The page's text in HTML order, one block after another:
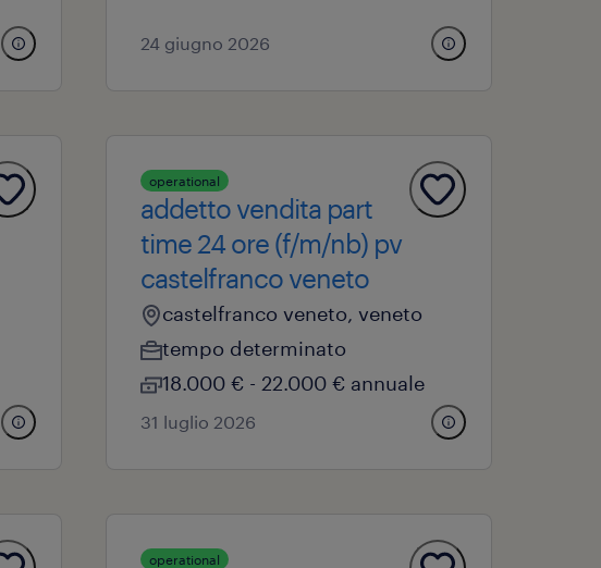
24 giugno 2026
operational
addetto vendita part
time 24 ore (f/m/nb) pv
castelfranco veneto
castelfranco veneto, veneto
tempo determinato
18.000 € - 22.000 € annuale
31 luglio 2026
operational